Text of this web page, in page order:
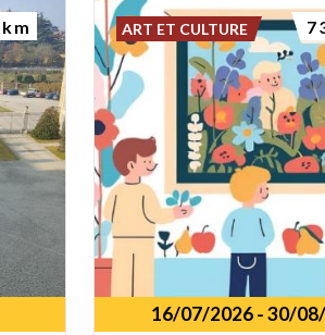
16/07/2026-30/
ART ET CULTURE